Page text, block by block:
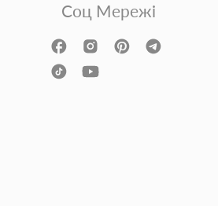
Соц Мережі